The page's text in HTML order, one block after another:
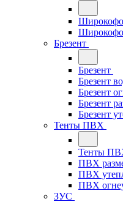
Брезент
Брезент
Брезент
Брезент
Брезент
Брезент
Тенты ПВХ
Тенты
ПВХ
ПВХ
ПВХ
ЗУС